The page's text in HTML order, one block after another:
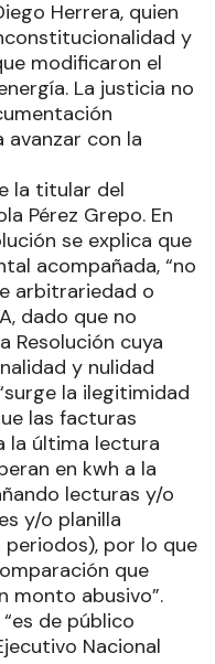
Herrera, quien
y
modificaron el
La justicia no
con la
la titular del
Pérez Grepo. En
se explica que
acompañada, “no
arbitrariedad o
dado que no
Resolución cuya
y nulidad
la ilegitimidad
las facturas
la última lectura
en kwh a la
lecturas y/o
y/o planilla
por lo que
que
monto abusivo”.
de público
Nacional